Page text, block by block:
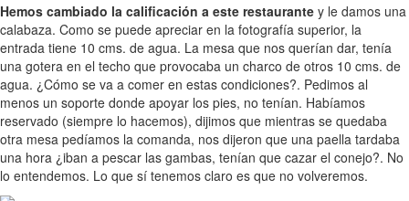
Hemos cambiado la calificación a este restaurante y le damos una
calabaza. Como se puede apreciar en la fotografía superior, la
entrada tiene 10 cms. de agua. La mesa que nos querían dar, tenía
una gotera en el techo que provocaba un charco de otros 10 cms. de
agua. ¿Cómo se va a comer en estas condiciones?. Pedimos al
menos un soporte donde apoyar los pies, no tenían. Habíamos
reservado (siempre lo hacemos), dijimos que mientras se quedaba
otra mesa pedíamos la comanda, nos dijeron que una paella tardaba
una hora ¿iban a pescar las gambas, tenían que cazar el conejo?. No
lo entendemos. Lo que sí tenemos claro es que no volveremos.